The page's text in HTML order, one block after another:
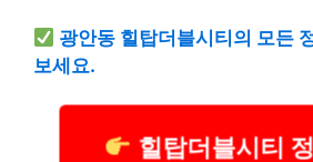
광안동 힐탑더블시티의 모든
보세요.
힐탑더블시티